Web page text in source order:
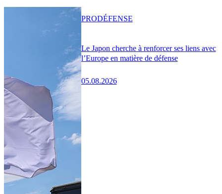
Le Japon cherche à renforcer ses liens avec
l’Europe en matière de défense
05.08.2026
PRODÉFENSE